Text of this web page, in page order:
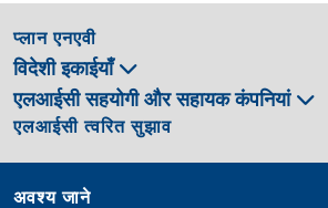
प्लान एनएवी
विदेशी इकाईयाँ
एलआईसी सहयोगी और सहायक कंपनियां
एलआईसी त्वरित सुझाव
अवश्य जाने